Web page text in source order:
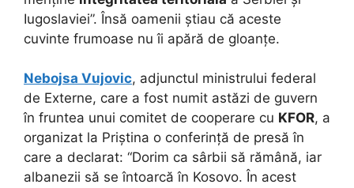
Iugoslaviei”. Însă oamenii știau că aceste
cuvinte frumoase nu îi apără de gloanțe.
Nebojsa Vujovic, adjunctul ministrului federal
de Externe, care a fost numit astăzi de guvern
în fruntea unui comitet de cooperare cu KFOR, a
organizat la Priștina o conferință de presă în
care a declarat: “Dorim ca sârbii să rămână, iar
albanezii să se întoarcă în Kosovo. În acest